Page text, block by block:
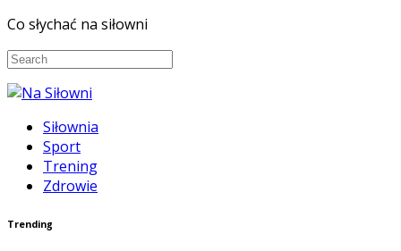
Co słychać na siłowni
Siłownia
Sport
Trening
Zdrowie
Trending